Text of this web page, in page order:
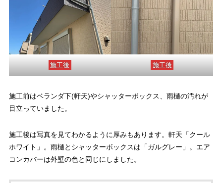
施工後 施工後
施工前はベランダ下(軒天)やシャッターボックス、雨樋の汚れが
目立っていました。
施工後は写真を見てわかるように厚みもあります。軒天「クール
ホワイト」。雨樋とシャッターボックスは「ガルグレー」。エア
コンカバーは外壁の色と同じにしました。